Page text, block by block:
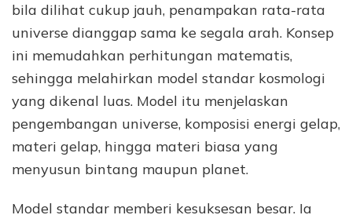
bila dilihat cukup jauh, penampakan rata-rata
universe dianggap sama ke segala arah. Konsep
ini memudahkan perhitungan matematis,
sehingga melahirkan model standar kosmologi
yang dikenal luas. Model itu menjelaskan
pengembangan universe, komposisi energi gelap,
materi gelap, hingga materi biasa yang
menyusun bintang maupun planet.
Model standar memberi kesuksesan besar. Ia